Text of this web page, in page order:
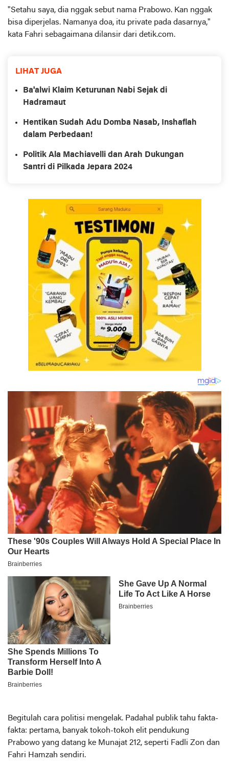
"Setahu saya, dia nggak sebut nama Prabowo. Kan nggak
bisa diperjelas. Namanya doa, itu private pada dasarnya,"
kata Fahri sebagaimana dilansir dari detik.com.
LIHAT JUGA
Ba'alwi Klaim Keturunan Nabi Sejak di
Hadramaut
Hentikan Sudah Adu Domba Nasab, Inshaflah
dalam Perbedaan!
Politik Ala Machiavelli dan Arah Dukungan
Santri di Pilkada Jepara 2024
Begitulah cara politisi mengelak. Padahal publik tahu fakta-
fakta: pertama, banyak tokoh-tokoh elit pendukung
Prabowo yang datang ke Munajat 212, seperti Fadli Zon dan
Fahri Hamzah sendiri.